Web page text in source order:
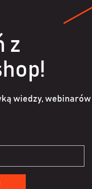
z
wiedzy, webinarów